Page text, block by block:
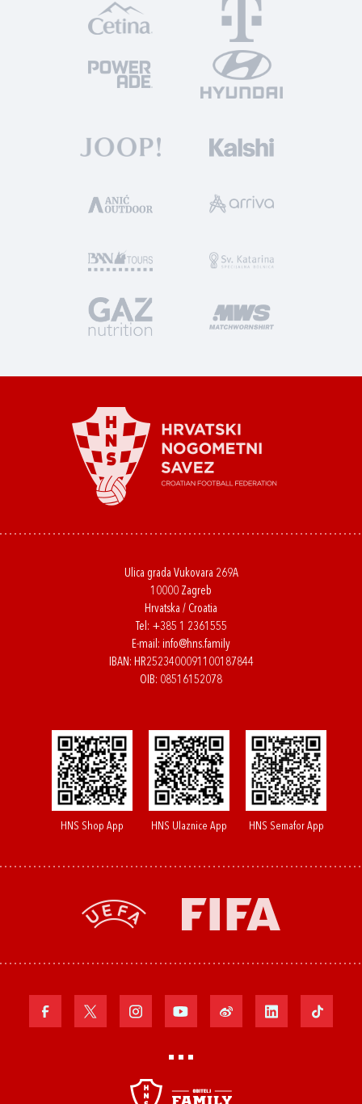
Ulica grada Vukovara 269A
10000 Zagreb
Hrvatska / Croatia
Tel: +385 1 2361555
E-mail: info@hns.family
IBAN: HR2523400091100187844
OIB: 08516152078
HNS Shop App HNS Ulaznice App HNS Semafor App